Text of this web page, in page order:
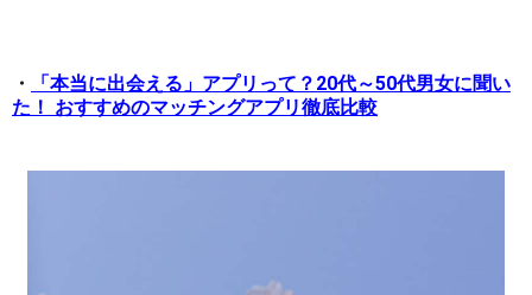
・
「本当に出会える」アプリって？20代～50代男女に聞い
た！ おすすめのマッチングアプリ徹底比較